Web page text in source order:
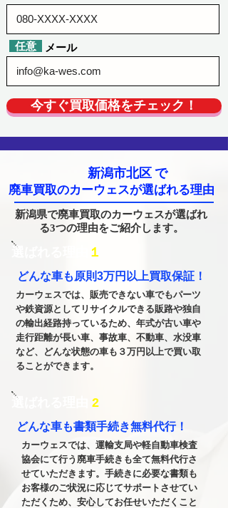
​任意 ​メール
今すぐ買取価格をチェック！
新潟市北区 で
廃車買取のカーウェスが選ばれる理由
新潟県で廃車買取のカーウェスが選ばれ
る3つの理由をご紹介します。
１
どんな車も原則3万円以上買取保証！
カーウェスでは、販売できない車でもパーツ
や鉄資源としてリサイクルできる販路や独自
の輸出経路持っているため、年式が古い車や
走行距離が長い車、事故車、不動車、水没車
など、どんな状態の車も３万円以上で買い取
ることができます。
2
どんな車も​書類手続き無料代行！
カーウェスでは、運輸支局や軽自動車検査
協会にて行う廃車手続きも全て無料代行さ
せていただきます。手続きに必要な書類も
お客様のご状況に応じてサポートさせてい
ただくため、安心してお任せいただくこと